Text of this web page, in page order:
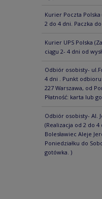
Kurier Poczta Polska
2 do 4 dni. Paczka do
Kurier UPS Polska
ciągu 2- 4 dni od
Odbiór osobisty-
4 dni . Punkt
227 Warszawa, od
Płatność: karta lub
Odbiór osobisty- Al.
(Realizacja od 2 do
Bolesławiec Aleje
Poniedziałku do
gotówka. )